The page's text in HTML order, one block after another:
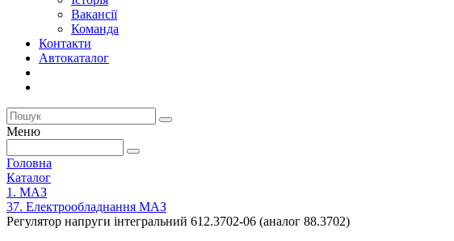
Вакансії
Команда
Контакти
Автокаталог
Меню
Головна
Каталог
1. МАЗ
37. Електрообладнання МАЗ
Регулятор напруги інтегральний 612.3702-06 (аналог 88.3702)